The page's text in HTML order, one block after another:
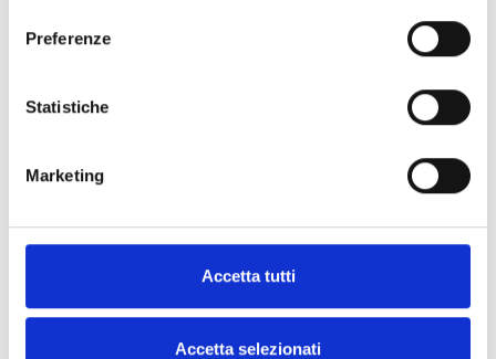
Preferenze
Statistiche
Marketing
Accetta tutti
Accetta selezionati
piazzola ecologica.
predisposta la documentazione necessaria.
invierà via e-mail il modello di avvenuto
conferimento della stufa.
Contributi regionali